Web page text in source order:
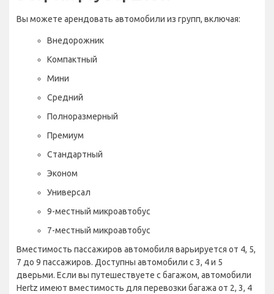
Вы можете арендовать автомобили из групп, включая:
Внедорожник
Компактный
Мини
Средний
Полноразмерный
Премиум
Стандартный
Эконом
Универсал
9-местный микроавтобус
7-местный микроавтобус
Вместимость пассажиров автомобиля варьируется от 4, 5,
7 до 9 пассажиров. Доступны автомобили с 3, 4 и 5
дверьми. Если вы путешествуете с багажом, автомобили
Hertz имеют вместимость для перевозки багажа от 2, 3, 4